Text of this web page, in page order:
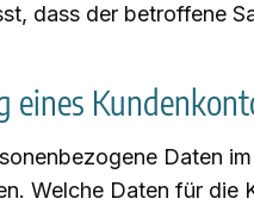
dass der betroffene
eines
Daten
Welche Daten für